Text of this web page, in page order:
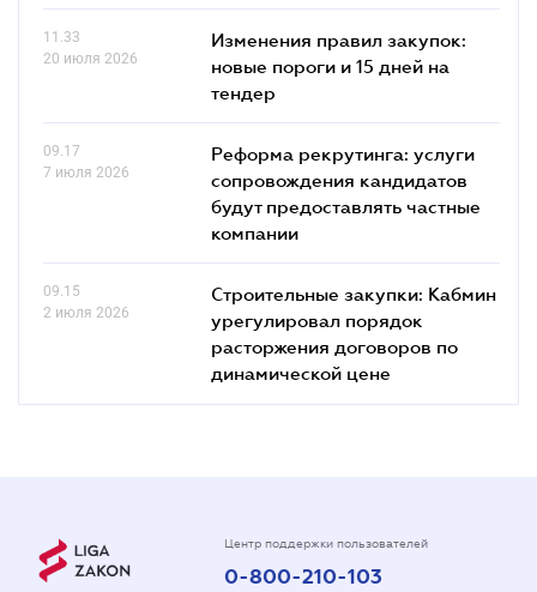
11.33
20 июля 2026
Изменения правил закупок:
новые пороги и 15 дней на
тендер
09.17
7 июля 2026
Реформа рекрутинга: услуги
сопровождения кандидатов
будут предоставлять частные
компании
09.15
2 июля 2026
Строительные закупки: Кабмин
урегулировал порядок
расторжения договоров по
динамической цене
Центр поддержки пользователей
0-800-210-103